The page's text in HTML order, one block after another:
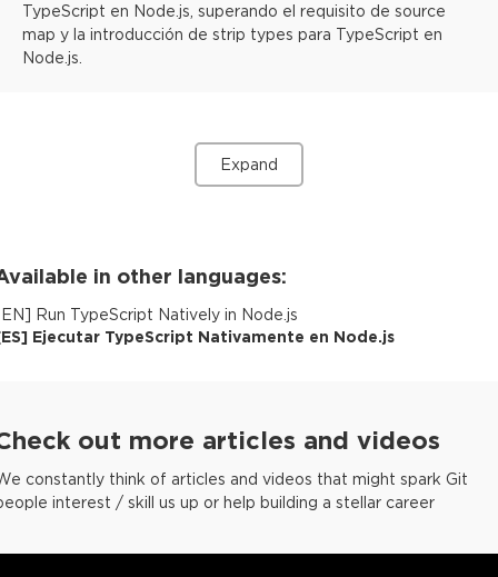
TypeScript en Node.js, superando el requisito de source
map y la introducción de strip types para TypeScript en
Node.js.
Expand
in other languages:
EN] Run TypeScript Natively in Node.js
ES] Ejecutar TypeScript Nativamente en Node.js
out more articles and videos
constantly think of articles and videos that might spark Git
interest / skill us up or help building a stellar career